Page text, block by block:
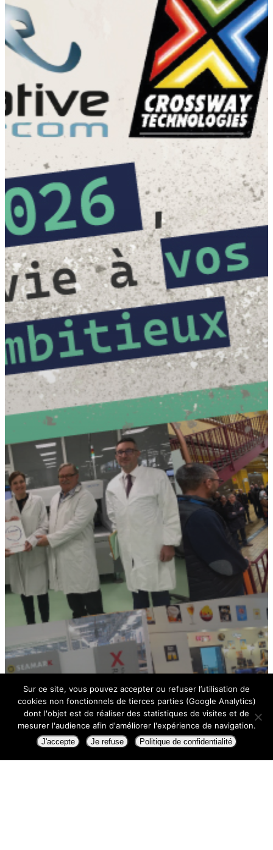
Sur ce site, vous pouvez accepter ou refuser l’utilisation de
cookies non fonctionnels de tierces parties (Google Analytics)
dont l'objet est de réaliser des statistiques de visites et de
mesurer l'audience afin d'améliorer l'expérience de navigation.
J'accepte Je refuse Politique de confidentialité